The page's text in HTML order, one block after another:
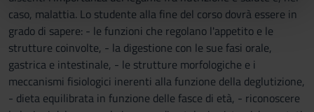
nostri partner che si occupano di analisi dei dati web,
pubblicità e social media, i quali potrebbero combinarle
con altre informazioni che hai fornito loro o che hanno
raccolto dal tuo utilizzo dei loro servizi.
caso, malattia. Lo studente alla fine del corso dovrà essere in
grado di sapere: - le funzioni che regolano l'appetito e le
strutture coinvolte, - la digestione con le sue fasi orale,
gastrica e intestinale, - le strutture morfologiche e i
meccanismi fisiologici inerenti alla funzione della deglutizione,
- dieta equilibrata in funzione delle fasce di età, - riconoscere